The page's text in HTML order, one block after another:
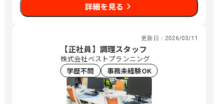
詳細を見る
更新日： 2026/03/11
【正社員】調理スタッフ
株式会社ベストプランニング
学歴不問
事務未経験OK